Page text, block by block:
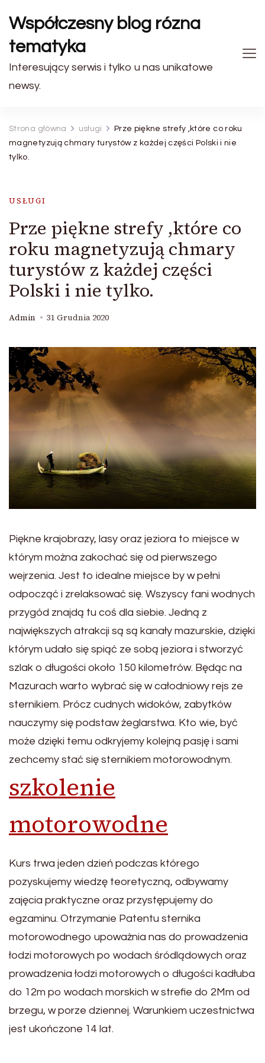
Współczesny blog rózna
tematyka
Interesujący serwis i tylko u nas unikatowe
newsy.
Strona główna usługi
Prze piękne strefy ,które co roku
magnetyzują chmary turystów z każdej części Polski i nie
tylko.
USŁUGI
Prze piękne strefy ,które co
roku magnetyzują chmary
turystów z każdej części
Polski i nie tylko.
Admin 31 Grudnia 2020
Piękne krajobrazy, lasy oraz jeziora to miejsce w
którym można zakochać się od pierwszego
wejrzenia. Jest to idealne miejsce by w pełni
odpocząć i zrelaksować się. Wszyscy fani wodnych
przygód znajdą tu coś dla siebie. Jedną z
największych atrakcji są są kanały mazurskie, dzięki
którym udało się spiąć ze sobą jeziora i stworzyć
szlak o długości około 150 kilometrów. Będąc na
Mazurach warto wybrać się w całodniowy rejs ze
sternikiem. Prócz cudnych widoków, zabytków
nauczymy się podstaw żeglarstwa. Kto wie, być
może dzięki temu odkryjemy kolejną pasję i sami
zechcemy stać się sternikiem motorowodnym.
szkolenie
motorowodne
Kurs trwa jeden dzień podczas którego
pozyskujemy wiedzę teoretyczną, odbywamy
zajęcia praktyczne oraz przystępujemy do
egzaminu. Otrzymanie Patentu sternika
motorowodnego upoważnia nas do prowadzenia
łodzi motorowych po wodach śródlądowych oraz
prowadzenia łodzi motorowych o długości kadłuba
do 12m po wodach morskich w strefie do 2Mm od
brzegu, w porze dziennej. Warunkiem uczestnictwa
jest ukończone 14 lat.